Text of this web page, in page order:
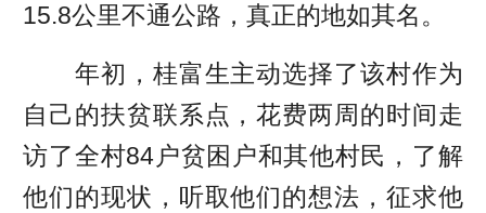
15.8公里不通公路，真正的地如其名。
年初，桂富生主动选择了该村作为
自己的扶贫联系点，花费两周的时间走
访了全村84户贫困户和其他村民，了解
他们的现状，听取他们的想法，征求他